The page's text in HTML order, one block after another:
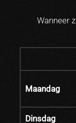
Wanneer
Maandag
Dinsdag